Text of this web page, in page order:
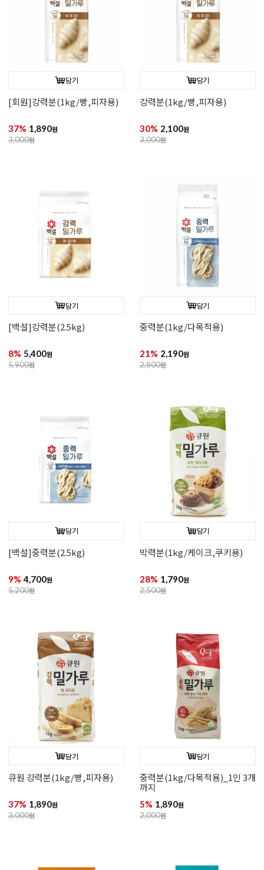
담기
[회원]강력분(1kg/빵,피자용)
37% 1,890원
3,000원
담기
강력분(1kg/빵,피자용)
30% 2,100원
3,000원
담기
[백설]강력분(2.5kg)
8% 5,400원
5,900원
담기
중력분(1kg/다목적용)
21% 2,190원
2,800원
담기
[백설]중력분(2.5kg)
9% 4,700원
5,200원
담기
박력분(1kg/케이크,쿠키용)
28% 1,790원
2,500원
담기
큐원 강력분(1kg/빵,피자용)
37% 1,890원
3,000원
담기
중력분(1kg/다목적용)_1인 3개
까지
5% 1,890원
2,000원